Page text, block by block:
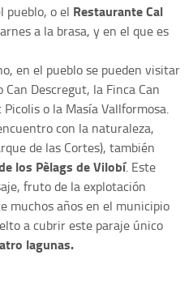
pueblo, o el Restaurante Cal
a la brasa, y en el que es
en el pueblo se pueden visitar
Can Descregut, la Finca Can
o la Masía Vallformosa.
con la naturaleza,
de las Cortes), también
los Pèlags de Vilobí. Este
fruto de la explotación
muchos años en el municipio
a cubrir este paraje único
lagunas.